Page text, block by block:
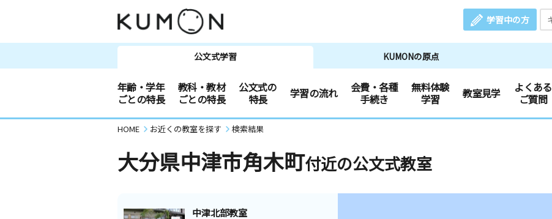
学習中の方
公文式学習 KUMONの原点
年齢・学年
ごとの特長
教科・教材
ごとの特長
公文式の
特長
学習の流れ
会費・各種
手続き
無料体験
学習
教室見学
よくある
ご質問
HOME お近くの教室を探す 検索結果
大分県中津市角木町付近の公文式教室
中津北部教室